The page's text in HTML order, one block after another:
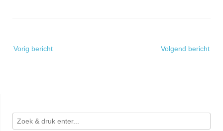
navigatie
Vorig bericht Volgend bericht